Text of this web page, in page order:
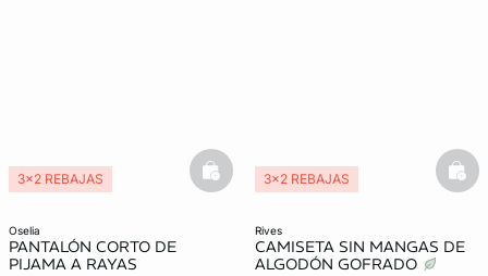
oselia
PANTALÓN CORTO DE
PIJAMA A RAYAS
3x2 REBAJAS basketfull
rives
CAMISETA SIN MANGAS DE
ALGODÓN GOFRADO
3x2 REBAJAS